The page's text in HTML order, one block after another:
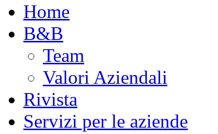
Home
B&B
Team
Valori Aziendali
Rivista
Servizi per le aziende